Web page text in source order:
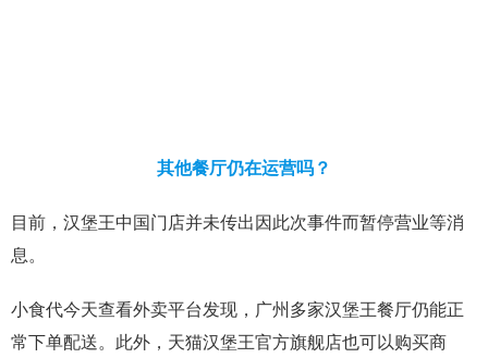
其他餐厅仍在运营吗？
目前，汉堡王中国门店并未传出因此次事件而暂停营业等消
息。
小食代今天查看外卖平台发现，广州多家汉堡王餐厅仍能正
常下单配送。此外，天猫汉堡王官方旗舰店也可以购买商